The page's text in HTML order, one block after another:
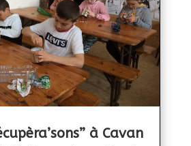
à Cavan